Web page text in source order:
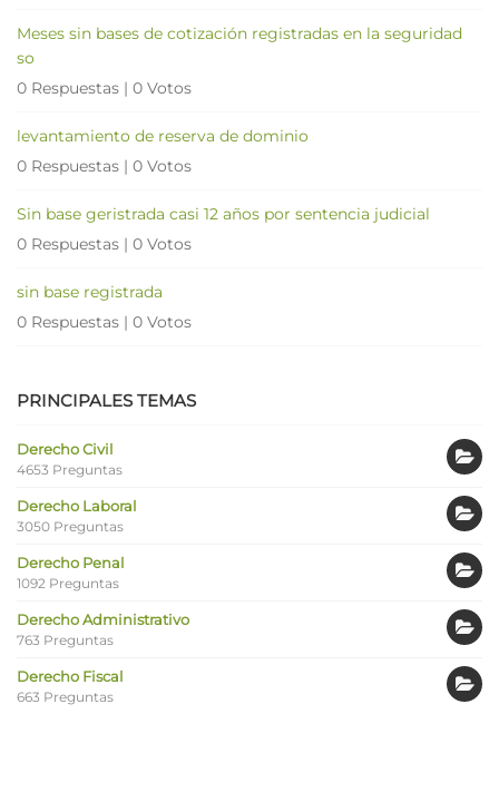
Meses sin bases de cotización registradas en la seguridad
so
0 Respuestas | 0 Votos
levantamiento de reserva de dominio
0 Respuestas | 0 Votos
Sin base geristrada casi 12 años por sentencia judicial
0 Respuestas | 0 Votos
sin base registrada
0 Respuestas | 0 Votos
PRINCIPALES TEMAS
Derecho Civil
4653 Preguntas
Derecho Laboral
3050 Preguntas
Derecho Penal
1092 Preguntas
Derecho Administrativo
763 Preguntas
Derecho Fiscal
663 Preguntas